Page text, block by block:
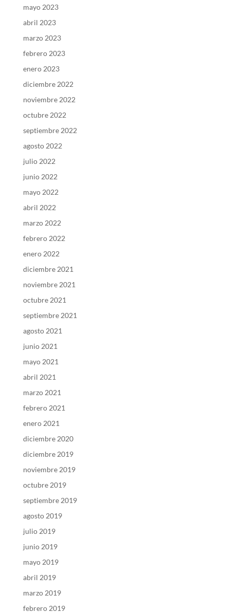
mayo 2023
abril 2023
marzo 2023
febrero 2023
enero 2023
diciembre 2022
noviembre 2022
octubre 2022
septiembre 2022
agosto 2022
julio 2022
junio 2022
mayo 2022
abril 2022
marzo 2022
febrero 2022
enero 2022
diciembre 2021
noviembre 2021
octubre 2021
septiembre 2021
agosto 2021
junio 2021
mayo 2021
abril 2021
marzo 2021
febrero 2021
enero 2021
diciembre 2020
diciembre 2019
noviembre 2019
octubre 2019
septiembre 2019
agosto 2019
julio 2019
junio 2019
mayo 2019
abril 2019
marzo 2019
febrero 2019